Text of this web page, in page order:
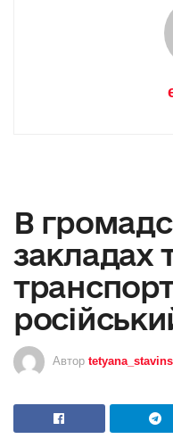
В
закладах
Автор